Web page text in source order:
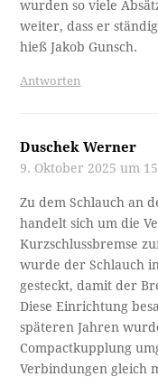
wurden so viele
weiter, dass er
hieß Jakob Gunsch.
Antworten
Duschek Werner
9. Oktober 2025 um
Zu dem Schlauch an
handelt sich um die
Kurzschlussbremse
wurde der Schlauch
gesteckt, damit der
Diese Einrichtung
späteren Jahren
Compactkupplung
Verbindungen gleich